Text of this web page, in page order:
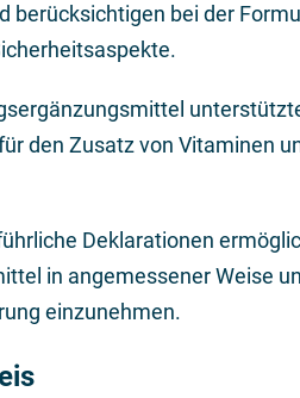
berücksichtigen bei der
den Zusatz von Vitaminen
Deklarationen
in angemessener Weise
einzunehmen.